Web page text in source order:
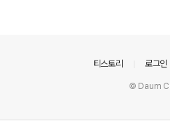
티스토리 로그인
© Daum